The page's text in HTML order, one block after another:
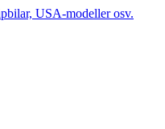
USA-modeller osv.